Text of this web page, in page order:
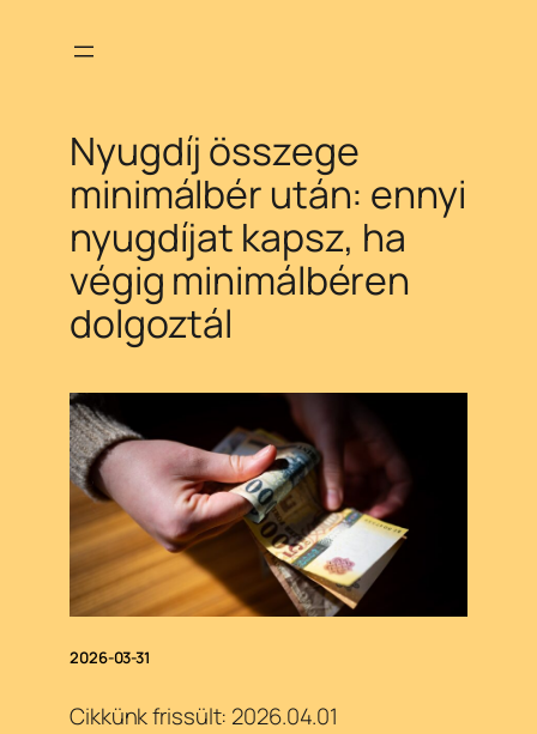
Nyugdíj összege
minimálbér után: ennyi
nyugdíjat kapsz, ha
végig minimálbéren
dolgoztál
2026-03-31
Cikkünk frissült: 2026.04.01